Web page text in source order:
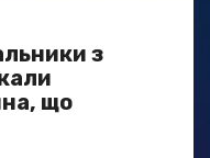
з
що